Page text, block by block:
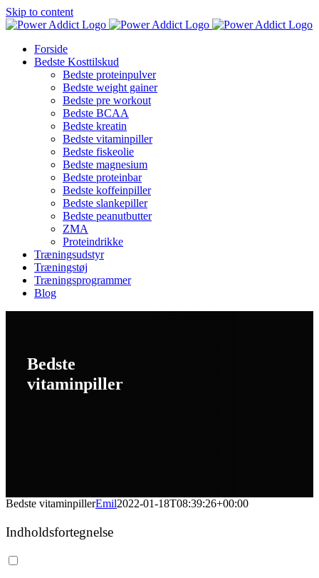
Skip to content
Forside
Bedste Kosttilskud
Bedste proteinpulver
Bedste weight gainer
Bedste pre workout
Bedste BCAA
Bedste kreatin
Bedste vitaminpiller
Bedste fiskeolie
Bedste magnesium
Bedste proteinbar
Bedste koffeinpiller
Bedste slankepiller
Bedste peanutbutter
ZMA
Proteindrikke
Træningsudstyr
Træningstøj
Træningsprogrammer
Blog
Bedste
vitaminpiller
Bedste vitaminpillerEmil2022-01-18T08:39:26+00:00
Indholdsfortegnelse